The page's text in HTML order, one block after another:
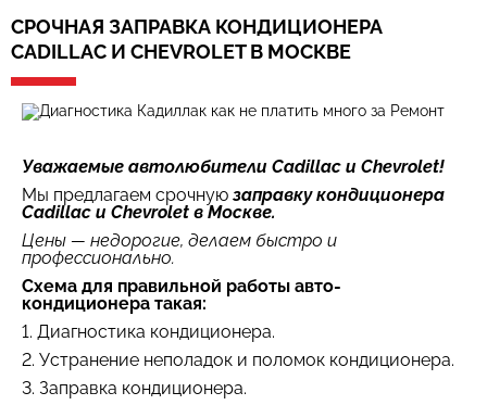
СРОЧНАЯ ЗАПРАВКА КОНДИЦИОНЕРА
CADILLAC И CHEVROLET В МОСКВЕ
Уважаемые автолюбители Cadillac и Chevrolet!
Мы предлагаем срочную заправку кондиционера
Cadillac и Chevrolet в Москве.
Цены — недорогие, делаем быстро и
профессионально.
Схема для правильной работы авто-
кондиционера такая:
1. Диагностика кондиционера.
2. Устранение неполадок и поломок кондиционера.
3. Заправка кондиционера.